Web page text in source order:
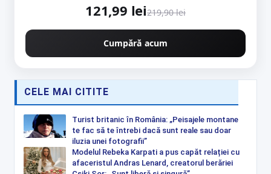
121,99 lei219,90 lei
Cumpără acum
CELE MAI CITITE
Turist britanic în România: „Peisajele montane
te fac să te întrebi dacă sunt reale sau doar
iluzia unei fotografii”
Modelul Rebeka Karpati a pus capăt relației cu
afaceristul Andras Lenard, creatorul berăriei